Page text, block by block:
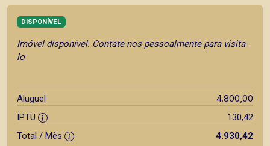
DISPONÍVEL
Imóvel disponível. Contate-nos pessoalmente para visita-
lo
Aluguel 4.800,00
IPTU
130,42
Total / Mês
4.930,42